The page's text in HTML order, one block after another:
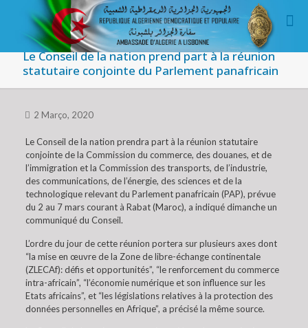
Le Conseil de la nation prend part à la réunion
statutaire conjointe du Parlement panafricain
2 Março, 2020
Le Conseil de la nation prendra part à la réunion statutaire
conjointe de la Commission du commerce, des douanes, et de
l’immigration et la Commission des transports, de l’industrie,
des communications, de l’énergie, des sciences et de la
technologique relevant du Parlement panafricain (PAP), prévue
du 2 au 7 mars courant à Rabat (Maroc), a indiqué dimanche un
communiqué du Conseil.
L’ordre du jour de cette réunion portera sur plusieurs axes dont
“la mise en œuvre de la Zone de libre-échange continentale
(ZLECAf): défis et opportunités”, “le renforcement du commerce
intra-africain”, “l’économie numérique et son influence sur les
Etats africains”, et “les législations relatives à la protection des
données personnelles en Afrique”, a précisé la même source.